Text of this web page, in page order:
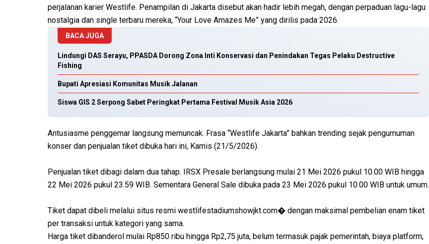
perjalanan karier Westlife. Penampilan di Jakarta disebut akan hadir lebih megah, dengan perpaduan lagu-lagu
nostalgia dan single terbaru mereka, “Your Love Amazes Me” yang dirilis pada 2026.
BACA JUGA
Lindungi DAS Serayu, PPASDA Dorong Zona Inti Konservasi dan Penindakan Tegas Pelaku Destructive
Fishing
Bupati Apresiasi Komunitas Musik Jalanan
Siswa GIS 2 Serpong Sabet Peringkat Pertama Festival Musik Asia 2026
Antusiasme penggemar langsung memuncak. Frasa “Westlife Jakarta” bahkan trending sejak pengumuman
konser dan penjualan tiket dibuka hari ini, Kamis (21/5/2026).
Penjualan tiket dibagi dalam dua tahap. IRSX Presale berlangsung mulai 21 Mei 2026 pukul 10.00 WIB hingga
22 Mei 2026 pukul 23.59 WIB. Sementara General Sale dibuka pada 23 Mei 2026 pukul 10.00 WIB untuk umum.
Tiket dapat dibeli melalui situs resmi westlifestadiumshowjkt.com⁠� dengan maksimal pembelian enam tiket
per transaksi untuk kategori yang sama.
Harga tiket dibanderol mulai Rp850 ribu hingga Rp2,75 juta, belum termasuk pajak pemerintah, biaya platform,